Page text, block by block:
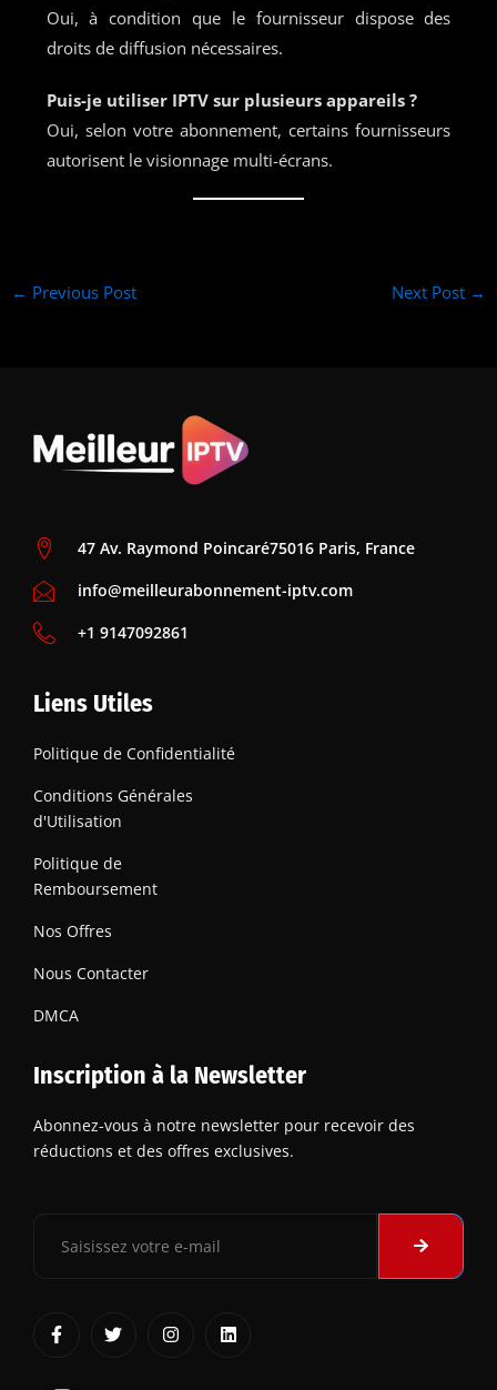
Oui, à condition que le fournisseur dispose des
droits de diffusion nécessaires.
Puis-je utiliser IPTV sur plusieurs appareils ?
Oui, selon votre abonnement, certains fournisseurs
autorisent le visionnage multi-écrans.
← Previous Post Next Post →
47 Av. Raymond Poincaré75016 Paris, France
info@meilleurabonnement-iptv.com
+1 9147092861
Liens Utiles
Politique de Confidentialité
Conditions Générales
d'Utilisation
Politique de
Remboursement
Nos Offres
Nous Contacter
DMCA
Inscription à la Newsletter
Abonnez-vous à notre newsletter pour recevoir des
réductions et des offres exclusives.
Submit
a
c
w
i
n
s
i
n